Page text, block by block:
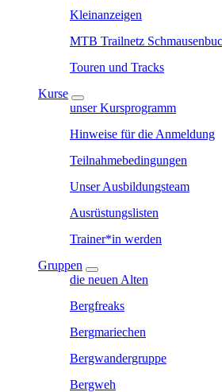
Kleinanzeigen
MTB Trailnetz
Touren und Tracks
Kurse
unser Kursprogramm
Hinweise für die Anmeldung
Teilnahmebedingungen
Unser Ausbildungsteam
Ausrüstungslisten
Trainer*in werden
Gruppen
die neuen Alten
Bergfreaks
Bergmariechen
Bergwandergruppe
Bergweh